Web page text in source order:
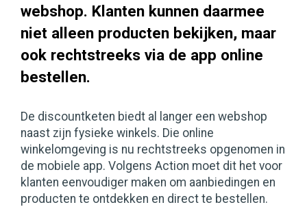
webshop. Klanten kunnen daarmee
niet alleen producten bekijken, maar
ook rechtstreeks via de app online
bestellen.
De discountketen biedt al langer een webshop
naast zijn fysieke winkels. Die online
winkelomgeving is nu rechtstreeks opgenomen in
de mobiele app. Volgens Action moet dit het voor
klanten eenvoudiger maken om aanbiedingen en
producten te ontdekken en direct te bestellen.